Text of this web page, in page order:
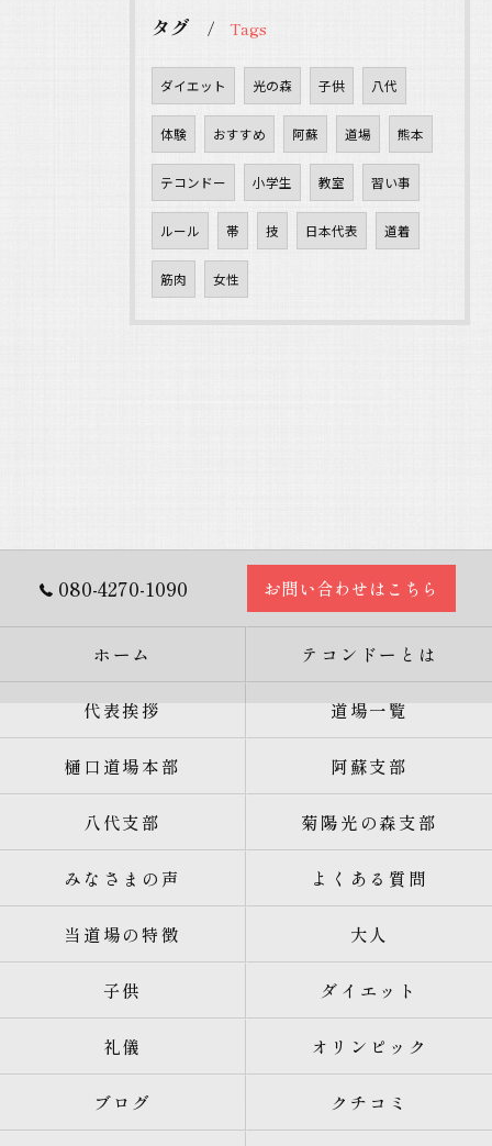
タグ Tags
ダイエット 光の森 子供 八代
体験 おすすめ 阿蘇 道場 熊本
テコンドー 小学生 教室 習い事
ルール 帯 技 日本代表 道着
筋肉 女性
080-4270-1090 お問い合わせはこちら
ホーム テコンドーとは
代表挨拶 道場一覧
樋口道場本部 阿蘇支部
八代支部 菊陽光の森支部
みなさまの声 よくある質問
当道場の特徴 大人
子供 ダイエット
礼儀 オリンピック
ブログ クチコミ